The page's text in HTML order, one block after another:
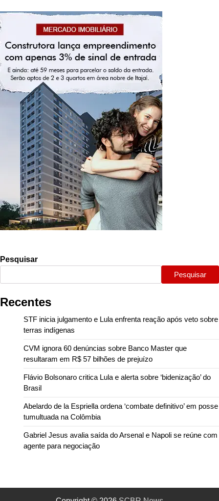
Pesquisar
Pesquisar
Recentes
STF inicia julgamento e Lula enfrenta reação após veto sobre
terras indígenas
CVM ignora 60 denúncias sobre Banco Master que
resultaram em R$ 57 bilhões de prejuízo
Flávio Bolsonaro critica Lula e alerta sobre ‘bidenização’ do
Brasil
Abelardo de la Espriella ordena ‘combate definitivo’ em posse
tumultuada na Colômbia
Gabriel Jesus avalia saída do Arsenal e Napoli se reúne com
agente para negociação